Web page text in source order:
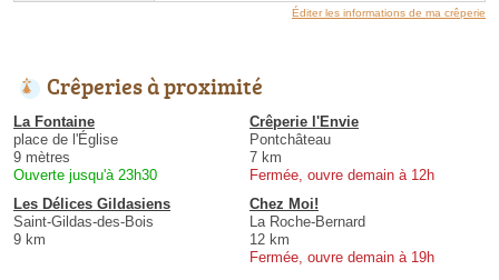
Éditer les informations de ma crêperie
Crêperies à proximité
La Fontaine
place de l'Église
9 mètres
Ouverte jusqu'à 23h30
Crêperie l'Envie
Pontchâteau
7 km
Fermée, ouvre demain à 12h
Les Délices Gildasiens
Saint-Gildas-des-Bois
9 km
Chez Moi!
La Roche-Bernard
12 km
Fermée, ouvre demain à 19h